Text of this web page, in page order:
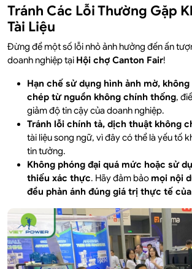
Tránh Các Lỗi Thường Gặp
Tài Liệu
Đừng để một số lỗi nhỏ ảnh hưởng đến ấn
doanh nghiệp tại Hội chợ Canton Fair!
Hạn chế sử dụng hình ảnh mờ,
chép từ nguồn không chính thống,
giảm độ tin cậy của doanh nghiệp.
Tránh lỗi chính tả, dịch thuật không
tài liệu song ngữ, vì đây có thể là yếu tố
tin tưởng.
Không phóng đại quá mức hoặc sử
thiếu xác thực. Hãy đảm bảo mọi nội
đều phản ánh đúng giá trị thực tế